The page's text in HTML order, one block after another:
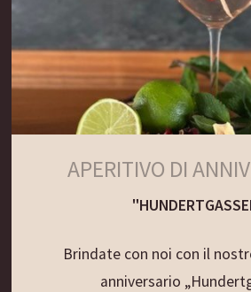
APERITIVO DI
Brindate con noi con il
anniversario